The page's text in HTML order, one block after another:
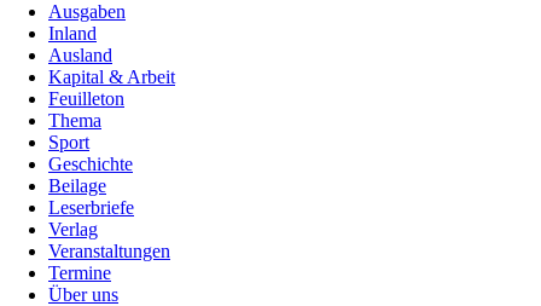
Ausgaben
Inland
Ausland
Kapital & Arbeit
Feuilleton
Thema
Sport
Geschichte
Beilage
Leserbriefe
Verlag
Veranstaltungen
Termine
Über uns